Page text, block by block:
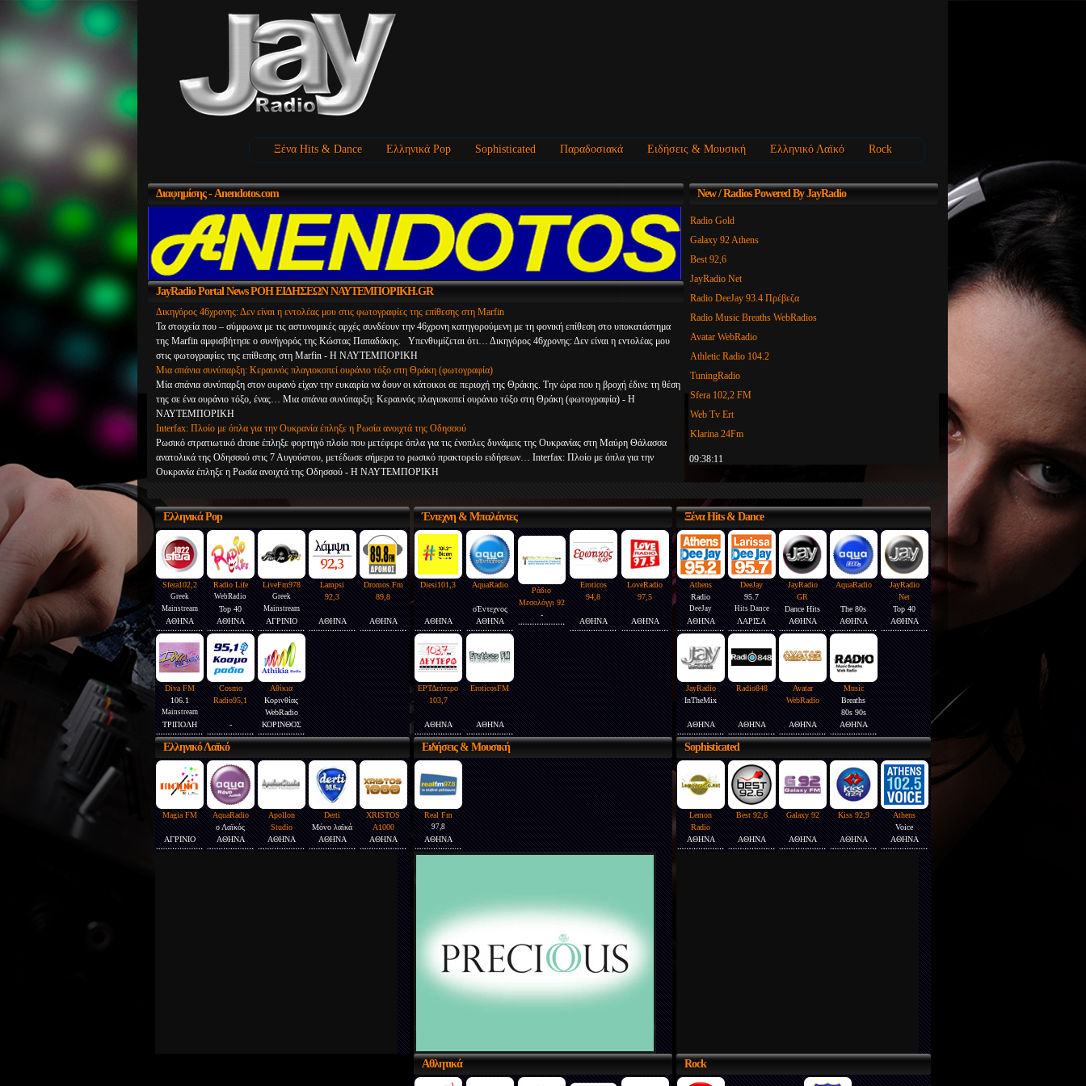
Ξένα Hits & Dance Ελληνικά Pop Sophisticated Παραδοσιακά Ειδήσεις & Μουσική Ελληνικό Λαϊκό Rock
Διαφημίσης- Anendotos.com
JayRadioPortal News ΡΟΗ ΕΙΔΗΣΕΩΝ ΝΑΥΤΕΜΠΟΡΙΚΗ.GR
Δικηγόρος 46χρονης: Δεν είναι η εντολέας μου στις φωτογραφίες της επίθεσης στη Marfin
Τα στοιχεία που – σύμφωνα με τις αστυνομικές αρχές συνδέουν την 46χρονη κατηγορούμενη με τη φονική επίθεση στο υποκατάστημα
της Marfin αμφισβήτησε ο συνήγορός της Κώστας Παπαδάκης. Υπενθυμίζεται ότι… Δικηγόρος 46χρονης: Δεν είναι η εντολέας μου
στις φωτογραφίες της επίθεσης στη Marfin - Η ΝΑΥΤΕΜΠΟΡΙΚΗ
Μια σπάνια συνύπαρξη: Κεραυνός πλαγιοκοπεί ουράνιο τόξο στη Θράκη (φωτογραφία)
Μία σπάνια συνύπαρξη στον ουρανό είχαν την ευκαιρία να δουν οι κάτοικοι σε περιοχή της Θράκης. Την ώρα που η βροχή έδινε τη θέση
της σε ένα ουράνιο τόξο, ένας… Μια σπάνια συνύπαρξη: Κεραυνός πλαγιοκοπεί ουράνιο τόξο στη Θράκη (φωτογραφία) - Η
ΝΑΥΤΕΜΠΟΡΙΚΗ
Interfax: Πλοίο με όπλα για την Ουκρανία έπληξε η Ρωσία ανοιχτά της Οδησσού
Ρωσικό στρατιωτικό drone έπληξε φορτηγό πλοίο που μετέφερε όπλα για τις ένοπλες δυνάμεις της Ουκρανίας στη Μαύρη Θάλασσα
ανατολικά της Οδησσού στις 7 Αυγούστου, μετέδωσε σήμερα το ρωσικό πρακτορείο ειδήσεων… Interfax: Πλοίο με όπλα για την
Ουκρανία έπληξε η Ρωσία ανοιχτά της Οδησσού - Η ΝΑΥΤΕΜΠΟΡΙΚΗ
New/ Radios Powered By JayRadio
Galaxy 92 Athens
Best 92,6
JayRadio Net
Radio DeeJay 93.4 Πρέβεζα
Radio Music Breaths WebRadios
Avatar WebRadio
Athletic Radio 104.2
TuningRadio
Sfera 102,2 FM
Web Tv Ert
Klarina 24Fm
Radio Gold
Galaxy 92 Athens
09:38:11
ΕλληνικάPop
Sfera102,2
Greek
Mainstream
ΑΘΗΝΑ
Radio Life
WebRadio
Top 40
ΑΘΗΝΑ
LiveFm978
Greek
Mainstream
ΑΓΡΙΝΙΟ
Lampsi
92,3
ΑΘΗΝΑ
Dromos Fm
89,8
ΑΘΗΝΑ
Diva FM
106.1
Mainstream
ΤΡΙΠΟΛΗ
Cosmo
Radio95,1
-
Αθίκια
Κορινθίας
WebRadio
ΚΟΡΙΝΘΟΣ
ΕλληνικόΛαϊκό
Magia FM
ΑΓΡΙΝΙΟ
AquaRadio
ο Λαϊκός
ΑΘΗΝΑ
Apollon
Studio
ΑΘΗΝΑ
Derti
Μόνο λαϊκά
ΑΘΗΝΑ
XRISTOS
A1000
ΑΘΗΝΑ
Έντεχνη& Μπαλάντες
Diesi101,3
ΑΘΗΝΑ
AquaRadio
οΈντεχνος
ΑΘΗΝΑ
Ράδιο
Μεσολόγγι 92
-
Eroticos
94,8
ΑΘΗΝΑ
LoveRadio
97,5
ΑΘΗΝΑ
ΕΡΤΔεύτερο
103,7
ΑΘΗΝΑ
EroticosFM
ΑΘΗΝΑ
Ειδήσεις& Μουσική
Real Fm
97,8
ΑΘΗΝΑ
Αθλητικά
ΞέναHits & Dance
Athens
Radio
DeeJay
ΑΘΗΝΑ
DeeJay
95.7
Hits Dance
ΛΑΡΙΣΑ
JayRadio
GR
Dance Hits
ΑΘΗΝΑ
AquaRadio
The 80s
ΑΘΗΝΑ
JayRadio
Net
Top 40
ΑΘΗΝΑ
JayRadio
InTheMix
ΑΘΗΝΑ
Radio848
ΑΘΗΝΑ
Avatar
WebRadio
ΑΘΗΝΑ
Music
Breaths
80s 90s
ΑΘΗΝΑ
Sophisticated
Lemon
Radio
ΑΘΗΝΑ
Best 92,6
ΑΘΗΝΑ
Galaxy 92
ΑΘΗΝΑ
Kiss 92,9
ΑΘΗΝΑ
Athens
Voice
ΑΘΗΝΑ
Rock